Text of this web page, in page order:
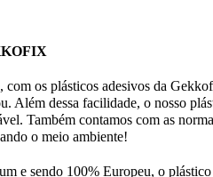
com os plásticos adesivos da
Além dessa facilidade, o nosso
Também contamos com as
o meio ambiente!
e sendo 100% Europeu, o